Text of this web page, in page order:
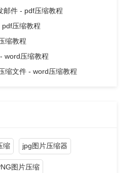
邮件 - pdf压缩教程
压缩教程
缩教程
word压缩教程
缩文件 - word压缩教程
缩 jpg图片压缩器
图片压缩